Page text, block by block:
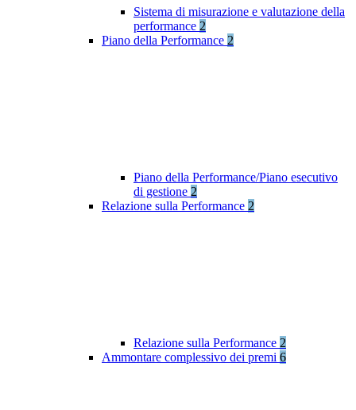
Sistema di misurazione e valutazione della
performance 2
Piano della Performance 2
Piano della Performance/Piano esecutivo
di gestione 2
Relazione sulla Performance 2
Relazione sulla Performance 2
Ammontare complessivo dei premi 6